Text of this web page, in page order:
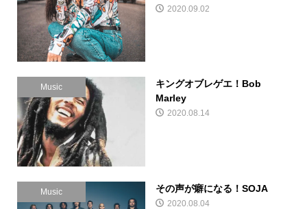
2020.09.02
Music
キングオブレゲエ！Bob
Marley
2020.08.14
Music その声が癖になる！SOJA
2020.08.04